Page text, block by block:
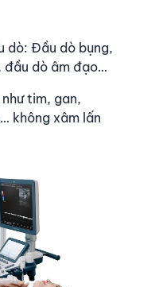
dò: Đầu dò bụng,
đầu dò âm đạo…
tim, gan,
không xâm lấn